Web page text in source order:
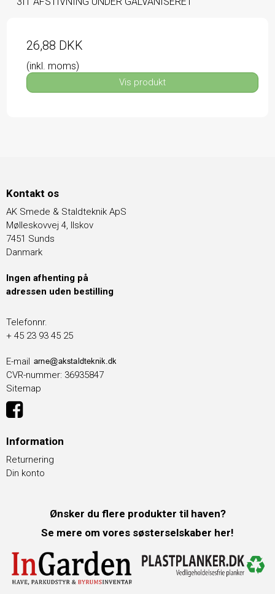
26,88 DKK
(inkl. moms)
Vis produkt
Kontakt os
AK Smede & Staldteknik ApS
Mølleskovvej 4, Ilskov
7451 Sunds
Danmark
Ingen afhenting på
adressen uden bestilling
Telefonnr.
+ 45 23 93 45 25
E-mail
CVR-nummer: 36935847
Sitemap
Information
Returnering
Din konto
Ønsker du flere produkter til haven?
Se mere om vores søsterselskaber her!